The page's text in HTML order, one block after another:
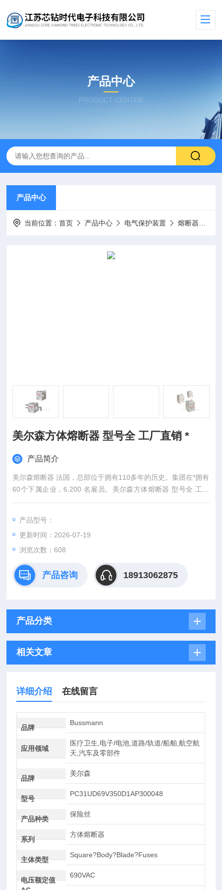
产品中心
PRODUCT CENTER
产品中心
当前位置：首页 产品中心 电气保护装置 熔断器
美尔森方体熔断器 型号全 工厂直销 *
产品简介
美尔森熔断器 法国，总部位于拥有110多年的历史。集团在*拥有
60个下属企业，6,200 名雇员。美尔森方体熔断器 型号全 工厂
直销 *
产品型号：
更新时间：2026-07-19
浏览次数：608
产品咨询 18913062875
产品分类
相关文章
详细介绍 在线留言
品牌
Bussmann
应用领域
医疗卫生,电子/电池,道路/轨道/船舶,航空航
天,汽车及零部件
品牌
美尔森
型号
PC31UD69V350D1AP300048
产品种类
保险丝
系列
方体熔断器
主体类型
Square?Body?Blade?Fuses
电压额定值
690VAC